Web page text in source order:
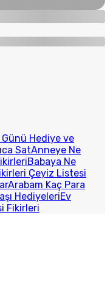
Hediye ve
SatAnneye Ne
Babaya Ne
Çeyiz Listesi
Arabam Kaç Para
HediyeleriEv
Fikirleri